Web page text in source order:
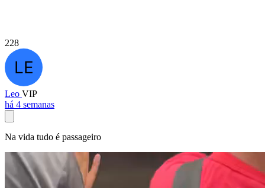
228
Leo VIP
há 4 semanas
Na vida tudo é passageiro